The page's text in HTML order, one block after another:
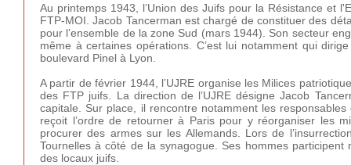
Au printemps 1943, l’Union des Juifs pour la Résistance et
FTP-MOI. Jacob Tancerman est chargé de constituer des
pour l’ensemble de la zone Sud (mars 1944). Son secteur
même à certaines opérations. C’est lui notamment qui
boulevard Pinel à Lyon.
A partir de février 1944, l’UJRE organise les Milices
des FTP juifs. La direction de l’UJRE désigne Jacob
capitale. Sur place, il rencontre notamment les
reçoit l’ordre de retourner à Paris pour y réorganiser les
procurer des armes sur les Allemands. Lors de
Tournelles à côté de la synagogue. Ses hommes
des locaux juifs.